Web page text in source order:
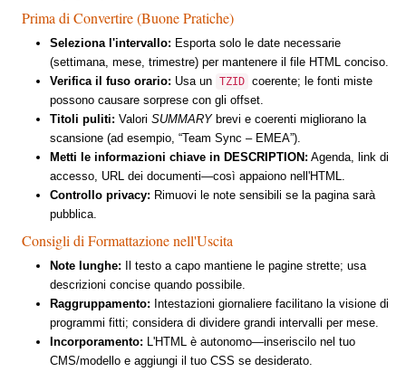
Prima di Convertire (Buone Pratiche)
Seleziona l'intervallo: Esporta solo le date necessarie
(settimana, mese, trimestre) per mantenere il file HTML conciso.
Verifica il fuso orario: Usa un TZID coerente; le fonti miste
possono causare sorprese con gli offset.
Titoli puliti: Valori SUMMARYbrevi e coerenti migliorano la
scansione (ad esempio, “Team Sync – EMEA”).
Metti le informazioni chiave in DESCRIPTION: Agenda, link di
accesso, URL dei documenti—così appaiono nell'HTML.
Controllo privacy: Rimuovi le note sensibili se la pagina sarà
pubblica.
Consigli di Formattazione nell'Uscita
Note lunghe: Il testo a capo mantiene le pagine strette; usa
descrizioni concise quando possibile.
Raggruppamento: Intestazioni giornaliere facilitano la visione di
programmi fitti; considera di dividere grandi intervalli per mese.
Incorporamento: L'HTML è autonomo—inseriscilo nel tuo
CMS/modello e aggiungi il tuo CSS se desiderato.